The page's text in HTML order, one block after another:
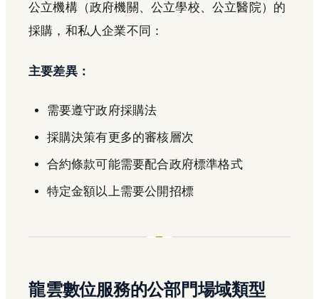
公立機構（政府機關、公立學校、公立醫院）的
採購，和私人企業不同：
主要差異：
需要遵守政府採購法
採購決策有更多的審核層次
合約條款可能需要配合政府標準格式
特定金額以上需要公開招標
龍雲數位服務的公部門場域類型